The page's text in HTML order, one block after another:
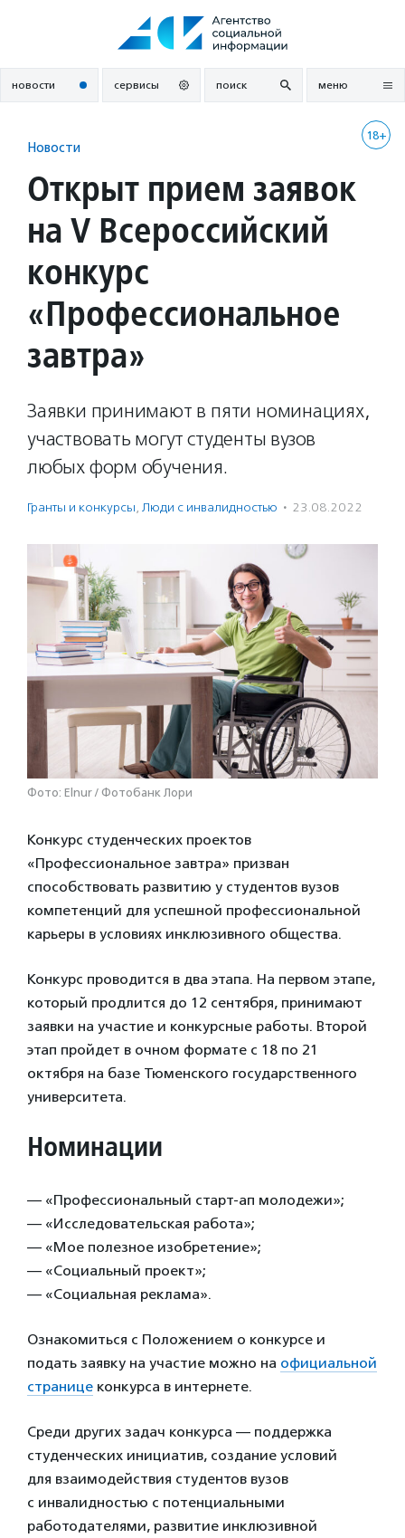
новости сервисы поиск меню
18+
Новости
Открыт прием заявок
на V Всероссийский
конкурс
«Профессиональное
завтра»
Заявки принимают в пяти номинациях,
участвовать могут студенты вузов
любых форм обучения.
Гранты и конкурсы, Люди с инвалидностью · 23.08.2022
Фото: Elnur / Фотобанк Лори
Конкурс студенческих проектов
«Профессиональное завтра» призван
способствовать развитию у студентов вузов
компетенций для успешной профессиональной
карьеры в условиях инклюзивного общества.
Конкурс проводится в два этапа. На первом этапе,
который продлится до 12 сентября, принимают
заявки на участие и конкурсные работы. Второй
этап пройдет в очном формате с 18 по 21
октября на базе Тюменского государственного
университета.
Номинации
— «Профессиональный старт-ап молодежи»;
— «Исследовательская работа»;
— «Мое полезное изобретение»;
— «Социальный проект»;
— «Социальная реклама».
Ознакомиться с Положением о конкурсе и
подать заявку на участие можно на официальной
странице конкурса в интернете.
Среди других задач конкурса — поддержка
студенческих инициатив, создание условий
для взаимодействия студентов вузов
с инвалидностью с потенциальными
работодателями, развитие инклюзивной